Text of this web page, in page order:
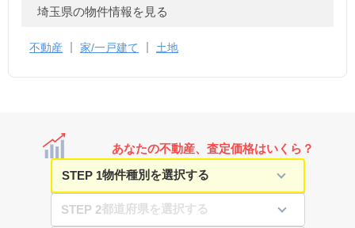
埼玉県の物件情報を見る
不動産 家/一戸建て 土地
あなたの不動産、査定価格はいくら？
STEP 1
STEP 2